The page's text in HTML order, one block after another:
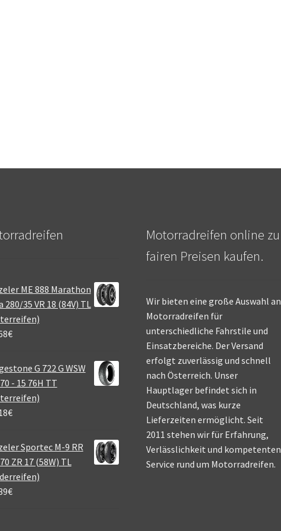
ME 888 Marathon
280/35 VR 18 (84V) TL
€
G 722 G WSW
- 15 76H TT
€
Sportec M-9 RR
ZR 17 (58W) TL
€
Motorradreifen online zu
fairen Preisen kaufen.
Wir bieten eine große Auswahl an
Motorradreifen für
unterschiedliche Fahrstile und
Einsatzbereiche. Der Versand
erfolgt zuverlässig und schnell
nach Österreich. Unser
Hauptlager befindet sich in
Deutschland, was kurze
Lieferzeiten ermöglicht. Seit
2011 stehen wir für Erfahrung,
Verlässlichkeit und kompetenten
Service rund um Motorradreifen.